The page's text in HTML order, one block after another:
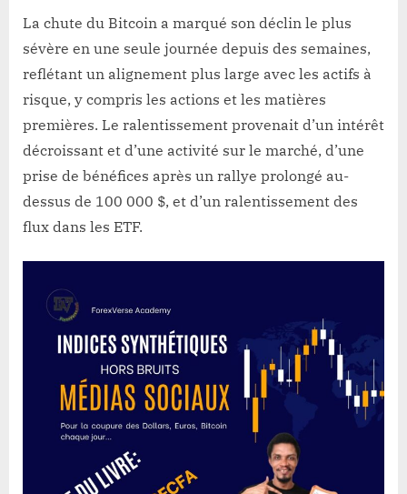
La chute du Bitcoin a marqué son déclin le plus
sévère en une seule journée depuis des semaines,
reflétant un alignement plus large avec les actifs à
risque, y compris les actions et les matières
premières. Le ralentissement provenait d’un intérêt
décroissant et d’une activité sur le marché, d’une
prise de bénéfices après un rallye prolongé au-
dessus de 100 000 $, et d’un ralentissement des
flux dans les ETF.